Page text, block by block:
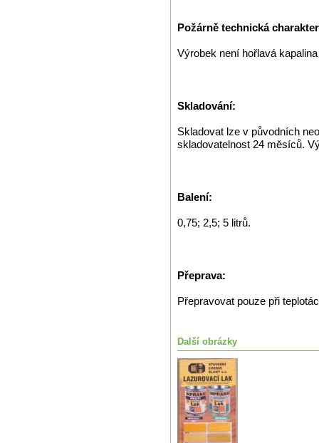
Požárně technická
Výrobek není hořlavá
Skladování:
Skladovat lze v původních
skladovatelnost 24 měsíců.
Balení:
0,75; 2,5; 5 litrů.
Přeprava:
Přepravovat pouze při
Další obrázky